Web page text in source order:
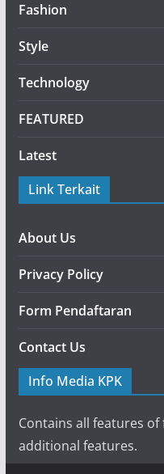
Fashion
Style
Technology
FEATURED
Latest
Link Terkait
About Us
Privacy Policy
Form Pendaftaran
Contact Us
Info Media KPK
Contains all features
additional features.